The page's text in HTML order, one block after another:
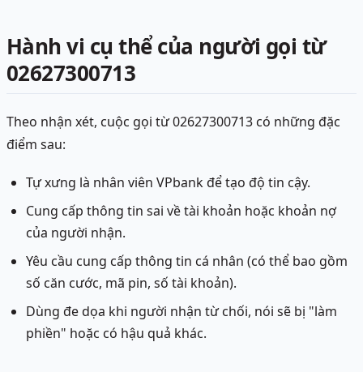
Hành vi cụ thể của người gọi từ
02627300713
Theo nhận xét, cuộc gọi từ 02627300713 có những đặc
điểm sau:
Tự xưng là nhân viên VPbank để tạo độ tin cậy.
Cung cấp thông tin sai về tài khoản hoặc khoản nợ
của người nhận.
Yêu cầu cung cấp thông tin cá nhân (có thể bao gồm
số căn cước, mã pin, số tài khoản).
Dùng đe dọa khi người nhận từ chối, nói sẽ bị "làm
phiền" hoặc có hậu quả khác.